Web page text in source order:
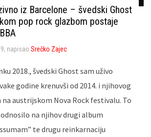
iz Barcelone – švedski Ghost
pop rock glazbom postaje
, napisao Srečko Zajec
2018., švedski Ghost sam uživo
godine krenuvši od 2014. i njihovog
na austrijskom Nova Rock festivalu. To
na njihov drugi album
te drugu reinkarnaciju